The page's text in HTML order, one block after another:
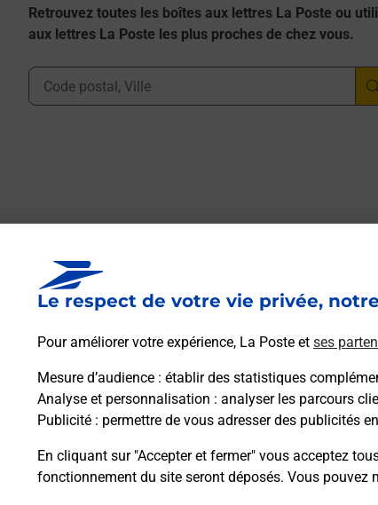
Le respect de votre vie privée,
Pour améliorer votre expérience, La Poste et ses
Mesure d’audience : établir des statistiques
Analyse et personnalisation : analyser les parcours
Publicité : permettre de vous adresser des publicités
En cliquant sur "Accepter et fermer" vous acceptez
fonctionnement du site seront déposés. Vous
Retrouvez toutes les boîtes aux lettres La Poste ou
aux lettres La Poste les plus proches de chez vous.
Ville, Département, Code Postal
Boîte aux lettres La Poste
Collecte du courrier aujourd'hui à 08h00
Le Bourg
Itinéraire